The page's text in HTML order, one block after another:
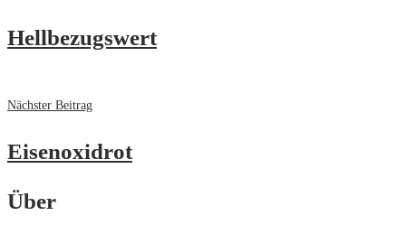
Hellbezugswert
Nächster Beitrag
Eisenoxidrot
Über